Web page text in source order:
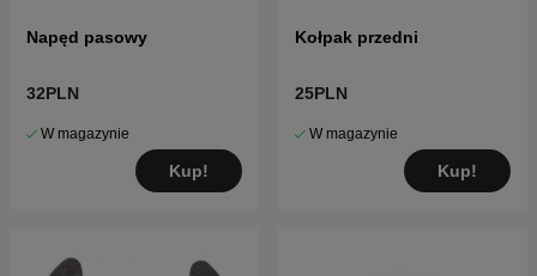
Napęd pasowy
32PLN
W magazynie
Kup!
Kołpak przedni
25PLN
W magazynie
Kup!